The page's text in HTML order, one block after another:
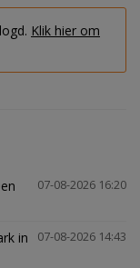
Klik hier om
07-08-2026 16:20
07-08-2026 14:43
in